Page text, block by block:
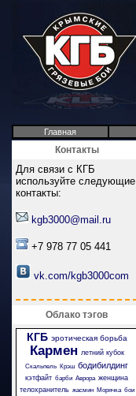
Главная
Контакты
Для связи с КГБ
используйте следующие
контакты:
kgb3000@mail.ru
+7 978 77 05 441
vk.com/kgb3000com
Облако тэгов
КГБ эротическая борьба
Кармен летний кубок
Скальпель Крэш бодибилдинг
кэтфайт барби Аврора женщина
телохранитель жасмин Морячка бои